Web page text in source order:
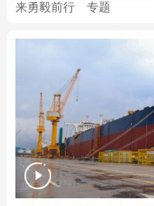
地方频道
北京 天津
辽宁 吉林
浙江 安徽
来勇毅前行
专题